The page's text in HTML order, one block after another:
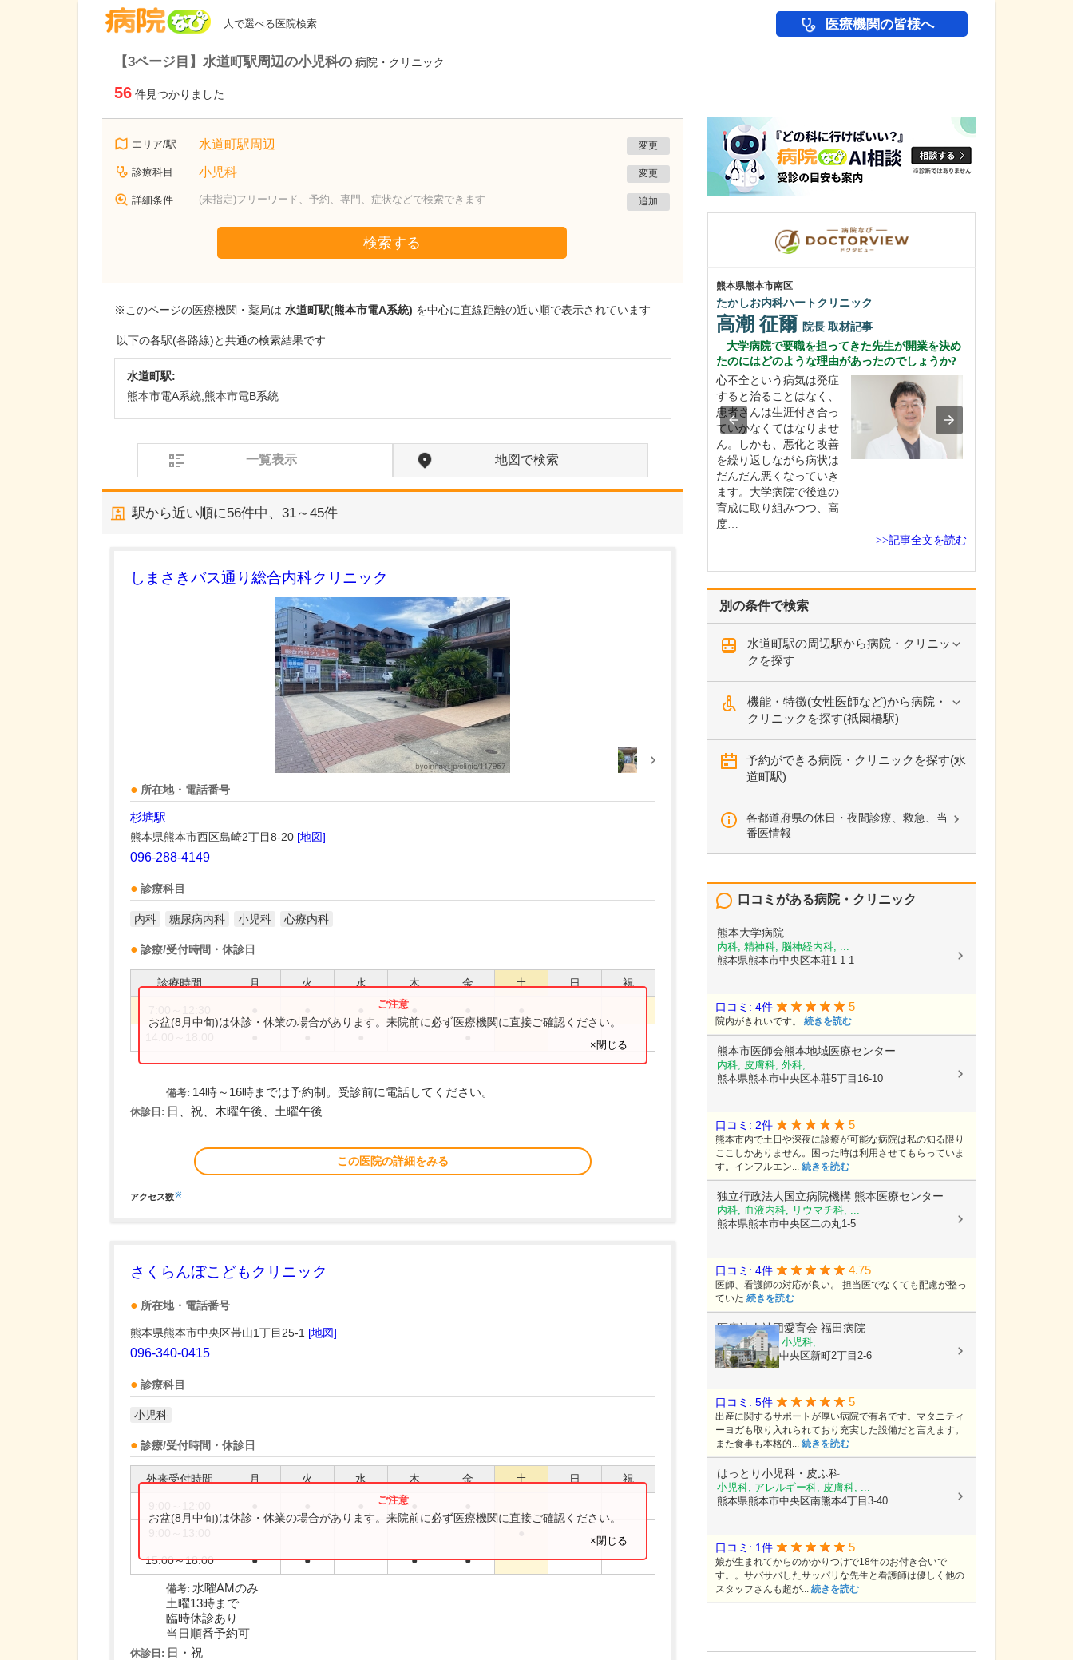
人で選べる医院検索 医療機関の皆様へ
【3ページ目】水道町駅周辺の小児科の 病院・クリニック
56 件見つかりました
エリア/駅 水道町駅周辺 変更
診療科目 小児科 変更
詳細条件 (未指定)フリーワード、予約、専門、症状などで検索できます 追加
検索する
※このページの医療機関・薬局は 水道町駅(熊本市電A系統) を中心に直線距離の近い順で表示されています
以下の各駅(各路線)と共通の検索結果です
水道町駅:
熊本市電A系統,熊本市電B系統
一覧表示 地図で検索
駅から近い順に56件中、 31～45件
しまさきバス通り総合内科クリニック
所在地・電話番号
杉塘駅
熊本県熊本市西区島崎2丁目8-20 [地図]
096-288-4149
診療科目
内科 糖尿病内科 小児科 心療内科
診療/受付時間・休診日
診療時間 月 火 水 木 金 土 日 祝
お盆(8月中旬)は休診・休業の場合があります。来院前に必ず医療機関に直接ご確認ください。
×閉じる
備考: 14時～16時までは予約制。受診前に電話してください。
休診日: 日、祝、木曜午後、土曜午後
この医院の詳細をみる
アクセス数※
さくらんぼこどもクリニック
所在地・電話番号
熊本県熊本市中央区帯山1丁目25-1 [地図]
096-340-0415
診療科目
小児科
診療/受付時間・休診日
外来受付時間 月 火 水 木 金 土 日 祝
15:00～18:00 ● ● ● ●
お盆(8月中旬)は休診・休業の場合があります。来院前に必ず医療機関に直接ご確認ください。
×閉じる
備考: 水曜AMのみ
土曜13時まで
臨時休診あり
当日順番予約可
休診日: 日・祝
別の条件で検索
水道町駅の周辺駅から病院・クリニッ
クを探す
機能・特徴(女性医師など)から病院・
クリニックを探す(祇園橋駅)
予約ができる病院・クリニックを探す(水
道町駅)
各都道府県の休日・夜間診療、救急、当
番医情報
口コミがある病院・クリニック
熊本大学病院
内科, 精神科, 脳神経内科, ...
熊本県熊本市中央区本荘1-1-1
口コミ: 4件 5
院内がきれいです。 続きを読む
熊本市医師会熊本地域医療センター
内科, 皮膚科, 外科, ...
熊本県熊本市中央区本荘5丁目16-10
口コミ: 2件 5
熊本市内で土日や深夜に診療が可能な病院は私の知る限り
ここしかありません。困った時は利用させてもらっていま
す。インフルエン... 続きを読む
独立行政法人国立病院機構 熊本医療センター
内科, 血液内科, リウマチ科, ...
熊本県熊本市中央区二の丸1-5
口コミ: 4件 4.75
医師、看護師の対応が良い。 担当医でなくても配慮が整っ
ていた 続きを読む
医療法人社団愛育会 福田病院
産科, 婦人科, 小児科, ...
熊本県熊本市中央区新町2丁目2-6
口コミ: 5件 5
出産に関するサポートが厚い病院で有名です。マタニティ
ーヨガも取り入れられており充実した設備だと言えます。
また食事も本格的... 続きを読む
はっとり小児科・皮ふ科
小児科, アレルギー科, 皮膚科, ...
熊本県熊本市中央区南熊本4丁目3-40
口コミ: 1件 5
娘が生まれてからのかかりつけで18年のお付き合いで
す。。サバサバしたサッパリな先生と看護師は優しく他の
スタッフさんも超が... 続きを読む
熊本県熊本市南区
たかしお内科ハートクリニック
高潮 征爾 院長 取材記事
大学病院で要職を担ってきた先生が開業を決め
たのにはどのような理由があったのでしょうか?
心不全という病気は発症
すると治ることはなく、
患者さんは生涯付き合っ
ていかなくてはなりませ
ん。しかも、悪化と改善
を繰り返しながら病状は
だんだん悪くなっていき
ます。大学病院で後進の
育成に取り組みつつ、高
度…
>>記事全文を読む
千葉県千葉市中央区
松ヶ丘ファミリークリニック
うか?
上にわたる診療経験と、4
年間ロンドンであらゆる
疾患の日常診療に対応し
てきた経験を活かし、切